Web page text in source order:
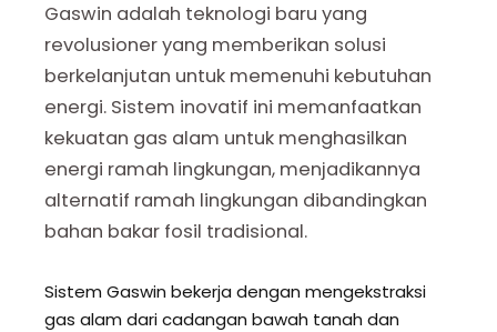
Gaswin adalah teknologi baru yang
revolusioner yang memberikan solusi
berkelanjutan untuk memenuhi kebutuhan
energi. Sistem inovatif ini memanfaatkan
kekuatan gas alam untuk menghasilkan
energi ramah lingkungan, menjadikannya
alternatif ramah lingkungan dibandingkan
bahan bakar fosil tradisional.
Sistem Gaswin bekerja dengan mengekstraksi
gas alam dari cadangan bawah tanah dan